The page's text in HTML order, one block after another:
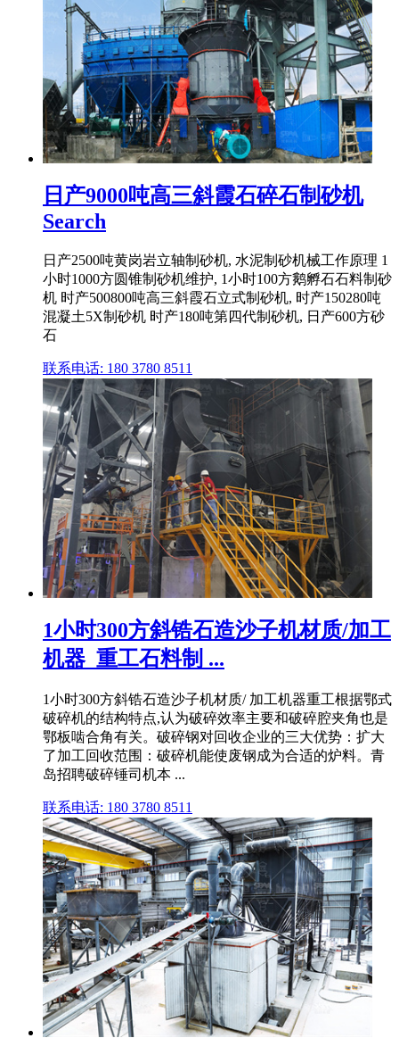
日产9000吨高三斜霞石碎石制砂机
Search
日产2500吨黄岗岩立轴制砂机, 水泥制砂机械工作原理 1
小时1000方圆锥制砂机维护, 1小时100方鹅孵石石料制砂
机 时产500800吨高三斜霞石立式制砂机, 时产150280吨
混凝土5X制砂机 时产180吨第四代制砂机, 日产600方砂
石
联系电话: 180 3780 8511
1小时300方斜锆石造沙子机材质/加工
机器_重工石料制 ...
1小时300方斜锆石造沙子机材质/ 加工机器重工根据鄂式
破碎机的结构特点,认为破碎效率主要和破碎腔夹角也是
鄂板啮合角有关。破碎钢对回收企业的三大优势：扩大
了加工回收范围：破碎机能使废钢成为合适的炉料。青
岛招聘破碎锤司机本 ...
联系电话: 180 3780 8511